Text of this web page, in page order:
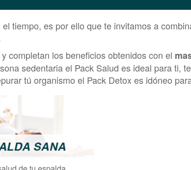
tiempo, es por ello que te invitamos a
completan los beneficios obtenidos con el
sedentaria el Pack Salud es ideal para ti,
tú organismo el Pack Detox es idóneo